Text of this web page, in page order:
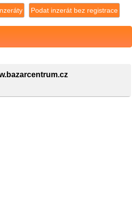
Podat inzerát bez registrace